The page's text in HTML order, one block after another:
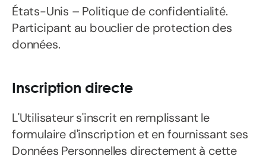
États-Unis – Politique de confidentialité.
Participant au bouclier de protection des
données.
Inscription directe
L'Utilisateur s'inscrit en remplissant le
formulaire d'inscription et en fournissant ses
Données Personnelles directement à cette